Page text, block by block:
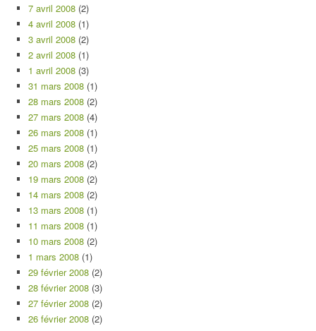
7 avril 2008 (2)
4 avril 2008 (1)
3 avril 2008 (2)
2 avril 2008 (1)
1 avril 2008 (3)
31 mars 2008 (1)
28 mars 2008 (2)
27 mars 2008 (4)
26 mars 2008 (1)
25 mars 2008 (1)
20 mars 2008 (2)
19 mars 2008 (2)
14 mars 2008 (2)
13 mars 2008 (1)
11 mars 2008 (1)
10 mars 2008 (2)
1 mars 2008 (1)
29 février 2008 (2)
28 février 2008 (3)
27 février 2008 (2)
26 février 2008 (2)